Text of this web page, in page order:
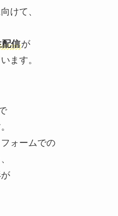
けて、
配信が
ます。
ォームでの